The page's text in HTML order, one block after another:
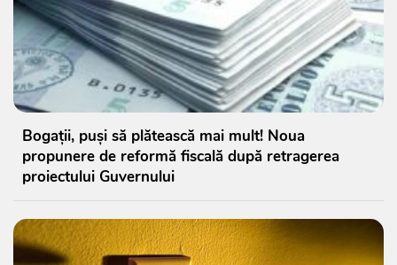
Bogații, puși să plătească mai mult! Noua
propunere de reformă fiscală după retragerea
proiectului Guvernului